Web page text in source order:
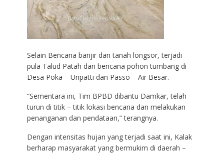
Selain Bencana banjir dan tanah longsor, terjadi
pula Talud Patah dan bencana pohon tumbang di
Desa Poka – Unpatti dan Passo – Air Besar.
“Sementara ini, Tim BPBD dibantu Damkar, telah
turun di titik – titik lokasi bencana dan melakukan
penanganan dan pendataan,” terangnya.
Dengan intensitas hujan yang terjadi saat ini, Kalak
berharap masyarakat yang bermukim di daerah –